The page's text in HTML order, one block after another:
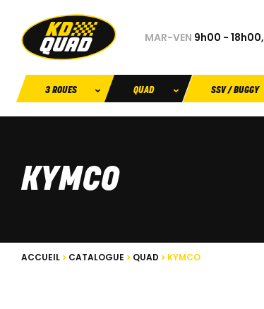
MAR-VEN 9h00 - 18h00,
3 ROUES QUAD SSV / BUGGY
KYMCO
ACCUEIL CATALOGUE QUAD KYMCO